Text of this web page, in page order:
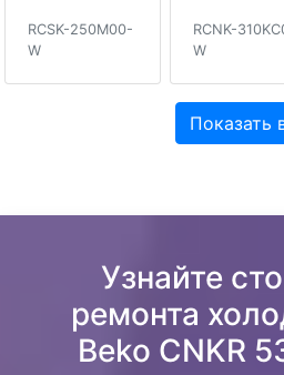
RCSK-250M00-
W
RCNK-
W
Показать
Узнайте
ремонта
Beko CNKR